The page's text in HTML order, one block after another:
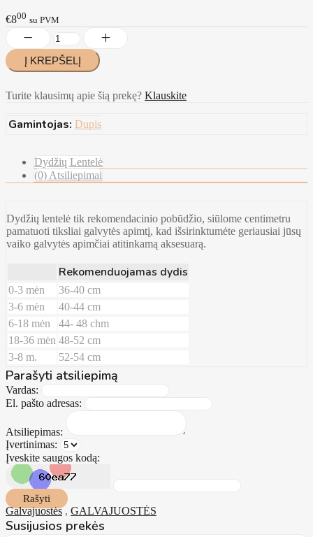
€800 su PVM
Turite klausimų apie šią prekę? Klauskite
Gamintojas: Dupis
Dydžių Lentelė
(0) Atsiliepimai
Dydžių lentelė tik rekomendacinio pobūdžio, siūlome centimetru
pamatuoti tiksliai galvytės apimtį, kad išsirinktumėte geriausiai jūsų
vaiko galvytės apimčiai atitinkamą aksesuarą.
Rekomenduojamas dydis
0-3 mėn
36-40 cm
3-6 mėn
40-44 cm
6-18 mėn
44- 48 chm
18-36 mėn 48-52 cm
3-8 m.
52-54 cm
Parašyti atsiliepimą
Vardas:
El. pašto adresas:
Atsiliepimas:
Įvertinimas:
Įveskite saugos kodą:
Rašyti
Galvajuostės, GALVAJUOSTĖS
Susijusios prekės